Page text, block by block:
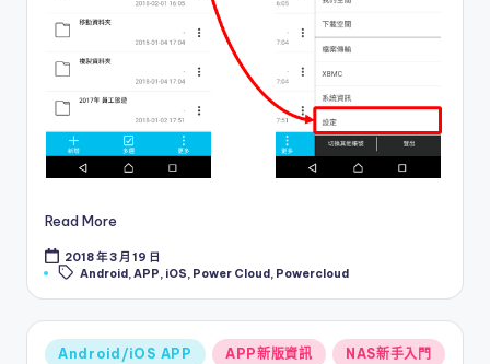
Read More
2018 年 3 月 19 日
Tags:
Android,APP, iOS, Power Cloud, Powercloud
Posted
Android/iOS APP APP新版資訊 NAS新手入門